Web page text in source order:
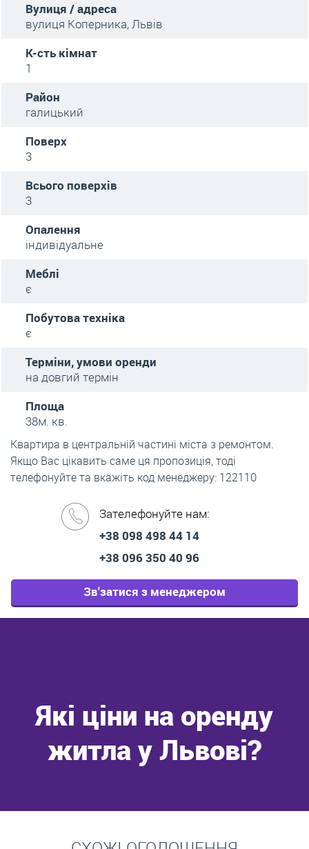
Вулиця / адреса
вулиця Коперника, Львів
К-сть кімнат
1
Район
галицький
Поверх
3
Всього поверхів
3
Опалення
індивідуальне
Меблі
є
Побутова техніка
є
Терміни, умови оренди
на довгий термін
Площа
38м. кв.
Квартира в центральній частині міста з ремонтом.
Якщо Вас цікавить саме ця пропозиція, тоді
телефонуйте та вкажіть код менеджеру: 122110
Зателефонуйте нам:
+38 098 498 44 14
+38 096 350 40 96
Зв'затися з менеджером
Які ціни на оренду
житла у Львові?